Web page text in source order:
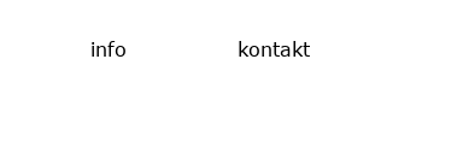
info kontakt